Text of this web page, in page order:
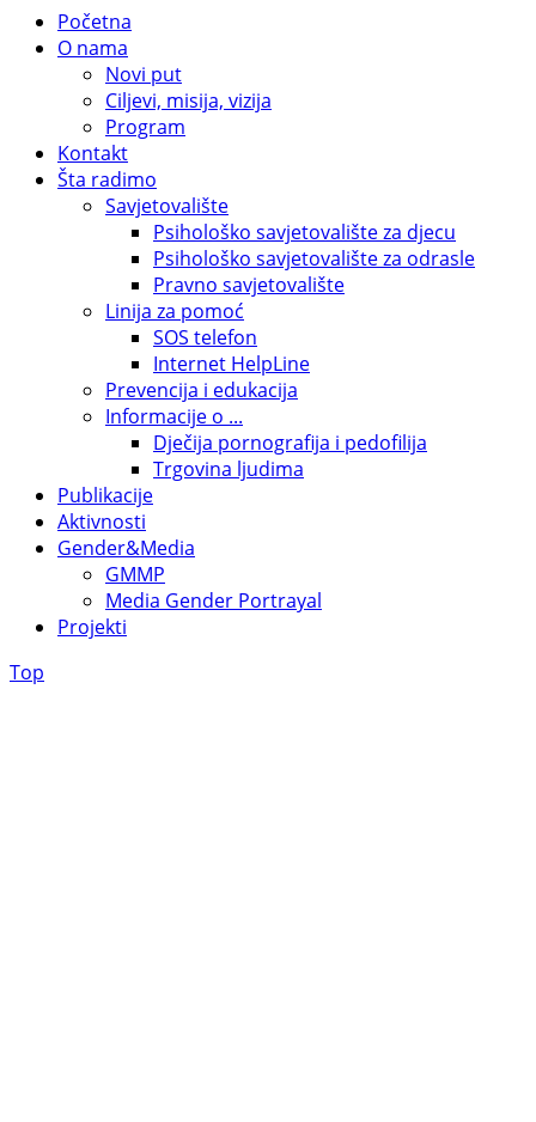
Početna
O nama
Novi put
Ciljevi, misija, vizija
Program
Kontakt
Šta radimo
Savjetovalište
Psihološko savjetovalište za djecu
Psihološko savjetovalište za odrasle
Pravno savjetovalište
Linija za pomoć
SOS telefon
Internet HelpLine
Prevencija i edukacija
Informacije o ...
Dječija pornografija i pedofilija
Trgovina ljudima
Publikacije
Aktivnosti
Gender&Media
GMMP
Media Gender Portrayal
Projekti
Top